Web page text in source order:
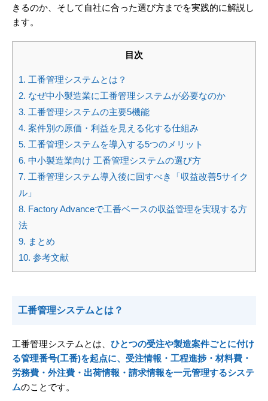
きるのか、そして自社に合った選び方までを実践的に解説し
ます。
目次
1. 工番管理システムとは？
2. なぜ中小製造業に工番管理システムが必要なのか
3. 工番管理システムの主要5機能
4. 案件別の原価・利益を見える化する仕組み
5. 工番管理システムを導入する5つのメリット
6. 中小製造業向け 工番管理システムの選び方
7. 工番管理システム導入後に回すべき「収益改善5サイク
ル」
8. Factory Advanceで工番ベースの収益管理を実現する方
法
9. まとめ
10. 参考文献
工番管理システムとは？
工番管理システムとは、 ひとつの受注や製造案件ごとに付け
る管理番号(工番)を起点に、受注情報・工程進捗・材料費・
労務費・外注費・出荷情報・請求情報を一元管理するシステ
ムのことです。